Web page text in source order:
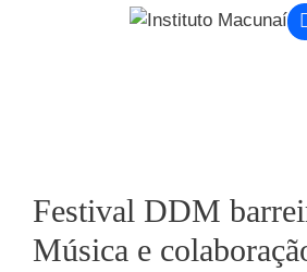
Festival DDM
Música e